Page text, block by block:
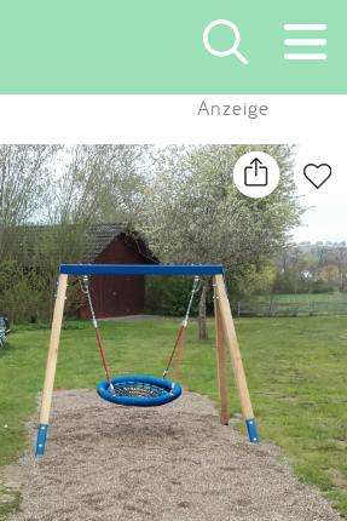
×
Suchen
Eintragen
App
Blog
Partner
Kontakt
Anzeige